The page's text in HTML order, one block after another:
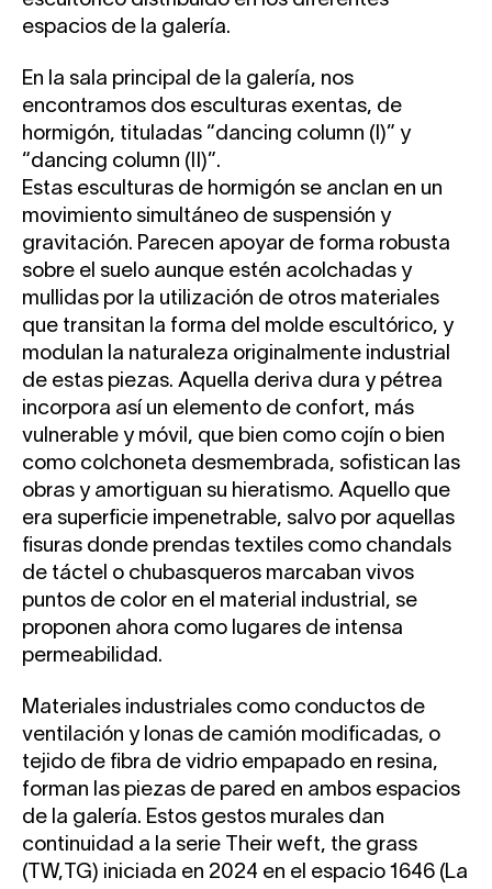
espacios de la galería.
En la sala principal de la galería, nos
encontramos dos esculturas exentas, de
hormigón, tituladas “dancing column (I)” y
“dancing column (II)”.
Estas esculturas de hormigón se anclan en un
movimiento simultáneo de suspensión y
gravitación. Parecen apoyar de forma robusta
sobre el suelo aunque estén acolchadas y
mullidas por la utilización de otros materiales
que transitan la forma del molde escultórico, y
modulan la naturaleza originalmente industrial
de estas piezas. Aquella deriva dura y pétrea
incorpora así un elemento de confort, más
vulnerable y móvil, que bien como cojín o bien
como colchoneta desmembrada, sofistican las
obras y amortiguan su hieratismo. Aquello que
era superficie impenetrable, salvo por aquellas
fisuras donde prendas textiles como chandals
de táctel o chubasqueros marcaban vivos
puntos de color en el material industrial, se
proponen ahora como lugares de intensa
permeabilidad.
Materiales industriales como conductos de
ventilación y lonas de camión modificadas, o
tejido de fibra de vidrio empapado en resina,
forman las piezas de pared en ambos espacios
de la galería. Estos gestos murales dan
continuidad a la serie Their weft, the grass
(TW,TG) iniciada en 2024 en el espacio 1646 (La